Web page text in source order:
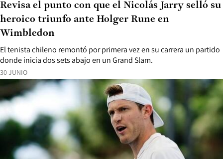
30 JUNIO
El tenista chileno remontó por primera vez en su carrera un partido
donde inicia dos sets abajo en un Grand Slam.
Revisa el punto con que el Nicolás Jarry selló su
heroico triunfo ante Holger Rune en
Wimbledon